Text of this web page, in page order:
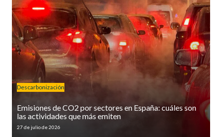
Descarbonización
Emisiones de CO2 por sectores en España: cuáles son
las actividades que más emiten
27 de julio de 2026